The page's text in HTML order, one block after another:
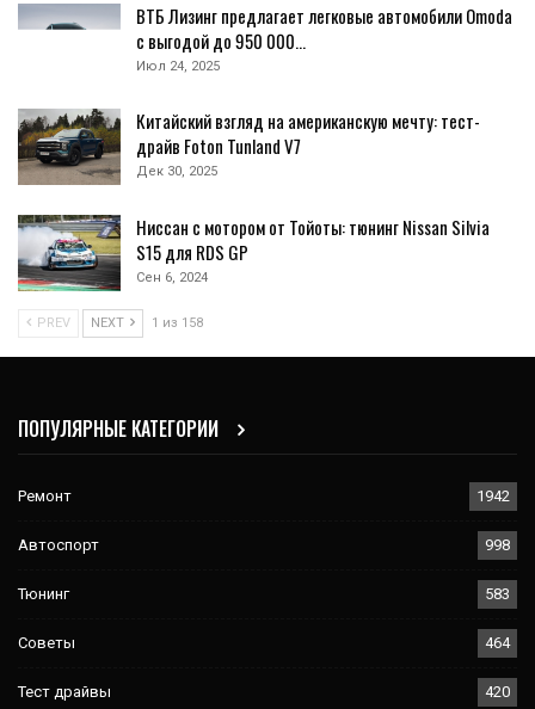
ВТБ Лизинг предлагает легковые автомобили Omoda
с выгодой до 950 000…
Июл 24, 2025
Китайский взгляд на американскую мечту: тест-
драйв Foton Tunland V7
Дек 30, 2025
Ниссан с мотором от Тойоты: тюнинг Nissan Silvia
S15 для RDS GP
Сен 6, 2024
PREV NEXT 1 из 158
ПОПУЛЯРНЫЕ КАТЕГОРИИ
Ремонт 1942
Автоспорт 998
Тюнинг 583
Советы 464
Тест драйвы 420